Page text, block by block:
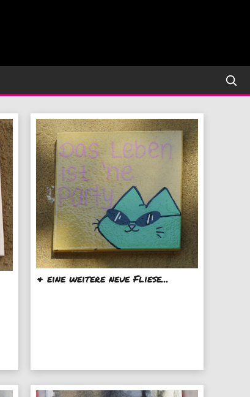
& eine weitere neue Fliese...